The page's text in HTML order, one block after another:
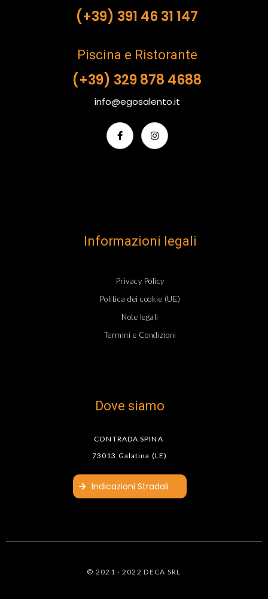
(+39) 391 46 31 147
Piscina e Ristorante
(+39) 329 878 4688
info@egosalento.it
Informazioni legali
Privacy Policy
Politica dei cookie (UE)
Note legali
Termini e Condizioni
Dove siamo
CONTRADA SPINA
73013 Galatina (LE)
Indicazioni Stradali
© 2021 · 2022 DECA SRL